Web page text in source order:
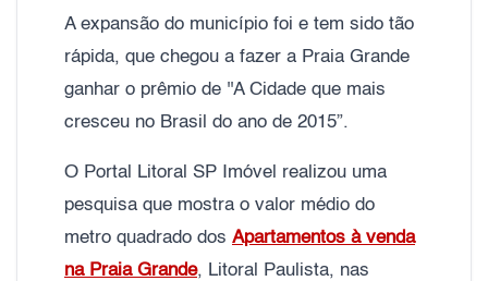
A expansão do município foi e tem sido tão
rápida, que chegou a fazer a Praia Grande
ganhar o prêmio de ''A Cidade que mais
cresceu no Brasil do ano de 2015”.
O Portal Litoral SP Imóvel realizou uma
pesquisa que mostra o valor médio do
metro quadrado dos Apartamentos à venda
na Praia Grande, Litoral Paulista, nas